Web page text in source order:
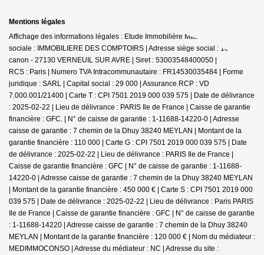
Mentions légales
Affichage des informations légales : Etude Immobilière Masseron | Raison
sociale : IMMOBILIERE DES COMPTOIRS | Adresse siège social : 188 rue du
canon - 27130 VERNEUIL SUR AVRE | Siret : 53003548400050 |
RCS : Paris | Numero TVA Intracommunautaire : FR14530035484 | Forme
juridique : SARL | Capital social : 29 000 | Assurance RCP : VD
7.000.001/21400 | Carte T : CPI 7501 2019 000 039 575 | Date de délivrance
: 2025-02-22 | Lieu de délivrance : PARIS Ile de France | Caisse de garantie
financière : GFC. | N° de caisse de garantie : 1-11688-14220-0 | Adresse
caisse de garantie : 7 chemin de la Dhuy 38240 MEYLAN | Montant de la
garantie financière : 110 000 | Carte G : CPI 7501 2019 000 039 575 | Date
de délivrance : 2025-02-22 | Lieu de délivrance : PARIS Ile de France |
Caisse de garantie financière : GFC | N° de caisse de garantie : 1-11688-
14220-0 | Adresse caisse de garantie : 7 chemin de la Dhuy 38240 MEYLAN
| Montant de la garantie financière : 450 000 € | Carte S : CPI 7501 2019 000
039 575 | Date de délivrance : 2025-02-22 | Lieu de délivrance : Paris PARIS
Ile de France | Caisse de garantie financière : GFC | N° de caisse de garantie
: 1-11688-14220 | Adresse caisse de garantie : 7 chemin de la Dhuy 38240
MEYLAN | Montant de la garantie financière : 120 000 € | Nom du médiateur :
MEDIMMOCONSO | Adresse du médiateur : NC | Adresse du site :